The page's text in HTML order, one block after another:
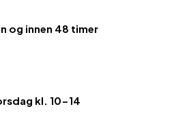
og innen 48 timer
kl. 10-14